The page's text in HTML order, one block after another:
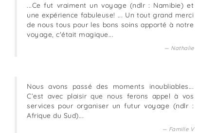
...Ce fut vraiment un voyage (ndlr : Namibie) et
une expérience fabuleuse! ... Un tout grand merci
de nous tous pour les bons soins apporté à notre
voyage, c'était magique...
Nathalie
Nous avons passé des moments inoubliables...
C’est avec plaisir que nous ferons appel à vos
services pour organiser un futur voyage (ndlr :
Afrique du Sud)...
Famille V